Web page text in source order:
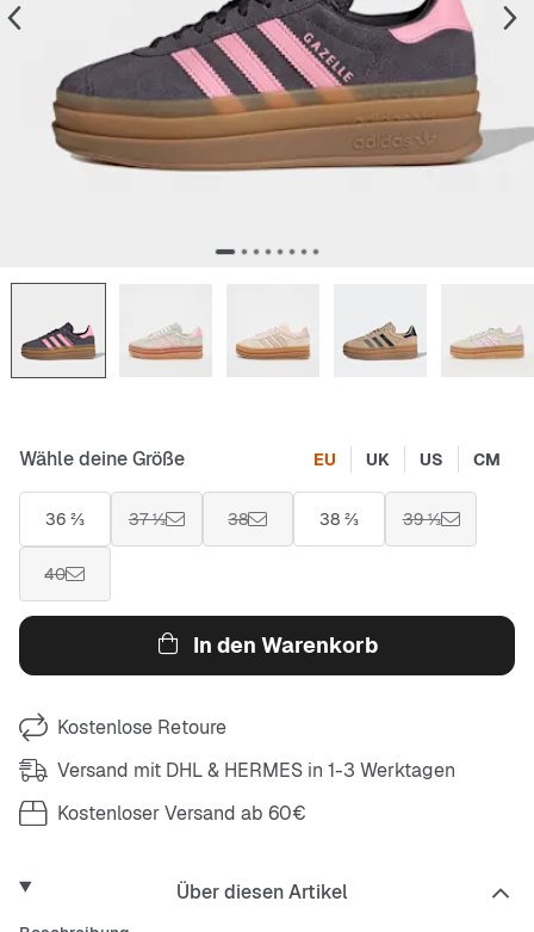
Wähle deine Größe EU UK US CM
36 ⅔ 37 ⅓ 38 38 ⅔ 39 ⅓
40
In den Warenkorb
Kostenlose Retoure
Versand mit DHL & HERMES in 1-3 Werktagen
Kostenloser Versand ab 60€
Über diesen Artikel